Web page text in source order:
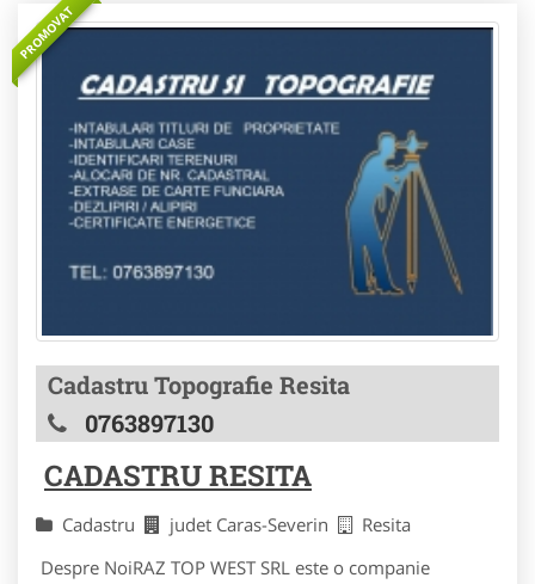
PROMOVAT
Cadastru Topografie Resita
0763897130
CADASTRU RESITA
Cadastru judet Caras-Severin
Resita
Despre NoiRAZ TOP WEST SRL este o companie